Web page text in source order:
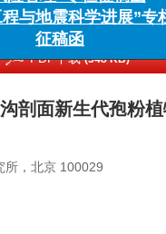
PDF下载(348 KB)
剖面新生代孢粉
所，北京 100029
与地震科学进展”专
征稿函